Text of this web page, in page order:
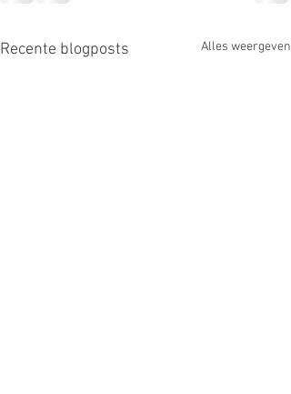
Recente blogposts Alles weergeven